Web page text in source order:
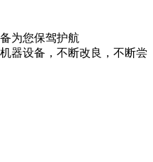
为您保驾护航
器设备，不断改良，不断尝